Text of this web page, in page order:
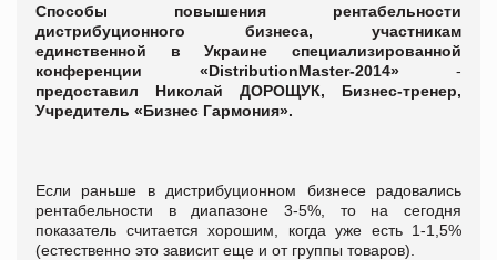
Способы повышения рентабельности
дистрибуционного бизнеса,
участникам
единственной в Украине специализированной
конференции «DistributionMaster-2014» -
предоставил Николай ДОРОЩУК, Бизнес-тренер,
Учредитель «Бизнес Гармония».
Если раньше в дистрибуционном бизнесе радовались
рентабельности в диапазоне 3-5%, то на сегодня
показатель считается хорошим, когда уже есть 1-1,5%
(естественно это зависит еще и от группы товаров).